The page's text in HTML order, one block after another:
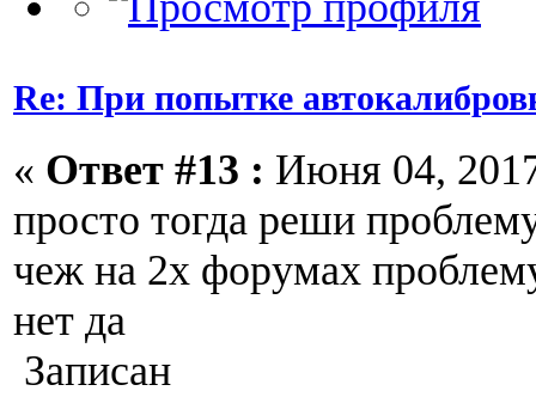
Re: При попытке
« Ответ #13 : Июня 04,
просто тогда реши
чеж на 2х форумах
нет да
Записан